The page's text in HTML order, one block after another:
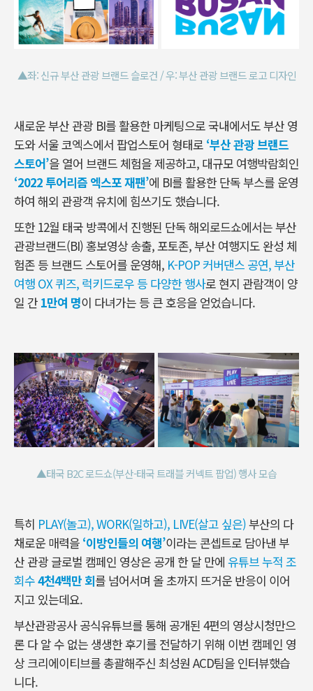
▲좌: 신규 부산 관광 브랜드 슬로건 / 우: 부산 관광 브랜드 로고 디자인
새로운 부산 관광 BI를 활용한 마케팅으로 국내에서도 부산 영
도와 서울 코엑스에서 팝업스토어 형태로 ‘부산 관광 브랜드
스토어’을 열어 브랜드 체험을 제공하고, 대규모 여행박람회인
‘2022 투어리즘 엑스포 재팬’에 BI를 활용한 단독 부스를 운영
하여 해외 관광객 유치에 힘쓰기도 했습니다.
또한 12월 태국 방콕에서 진행된 단독 해외로드쇼에서는 부산
관광브랜드(BI) 홍보영상 송출, 포토존, 부산 여행지도 완성 체
험존 등 브랜드 스토어를 운영해, K-POP 커버댄스 공연, 부산
여행 OX 퀴즈, 럭키드로우 등 다양한 행사로 현지 관람객이 양
일 간 1만여 명이 다녀가는 등 큰 호응을 얻었습니다.
▲태국 B2C 로드쇼(부산-태국 트래블 커넥트 팝업) 행사 모습
특히 PLAY(놀고), WORK(일하고), LIVE(살고 싶은)부산의 다
채로운 매력을 ‘이방인들의 여행’이라는 콘셉트로 담아낸 부
산 관광 글로벌 캠페인 영상은 공개 한 달 만에 유튜브 누적 조
회수4천4백만 회를 넘어서며 올 초까지 뜨거운 반응이 이어
지고 있는데요.
부산관광공사 공식유튜브를 통해 공개된 4편의 영상시청만으
론 다 알 수 없는 생생한 후기를 전달하기 위해 이번 캠페인 영
상 크리에이티브를 총괄해주신 최성원 ACD팀을 인터뷰했습
니다.